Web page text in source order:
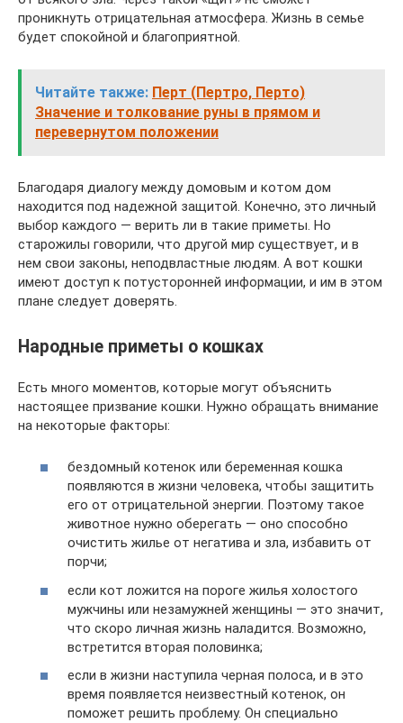
проникнуть отрицательная атмосфера. Жизнь в семье
будет спокойной и благоприятной.
Читайте также: Перт (Пертро, Перто)
Значение и толкование руны в прямом и
перевернутом положении
Благодаря диалогу между домовым и котом дом
находится под надежной защитой. Конечно, это личный
выбор каждого — верить ли в такие приметы. Но
старожилы говорили, что другой мир существует, и в
нем свои законы, неподвластные людям. А вот кошки
имеют доступ к потусторонней информации, и им в этом
плане следует доверять.
Народные приметы о кошках
Есть много моментов, которые могут объяснить
настоящее призвание кошки. Нужно обращать внимание
на некоторые факторы:
бездомный котенок или беременная кошка
появляются в жизни человека, чтобы защитить
его от отрицательной энергии. Поэтому такое
животное нужно оберегать — оно способно
очистить жилье от негатива и зла, избавить от
порчи;
если кот ложится на пороге жилья холостого
мужчины или незамужней женщины — это значит,
что скоро личная жизнь наладится. Возможно,
встретится вторая половинка;
если в жизни наступила черная полоса, и в это
время появляется неизвестный котенок, он
поможет решить проблему. Он специально